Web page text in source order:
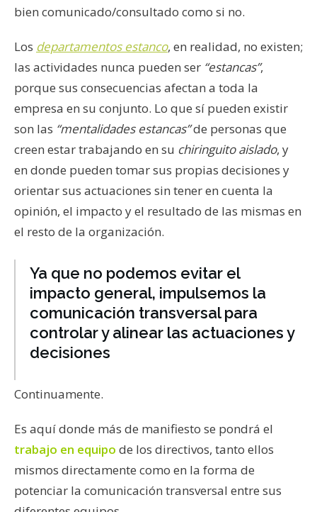
bien comunicado/consultado como si no.
Los departamentos estanco, en realidad, no existen;
las actividades nunca pueden ser “estancas”,
porque sus consecuencias afectan a toda la
empresa en su conjunto. Lo que sí pueden existir
son las “mentalidades estancas”de personas que
creen estar trabajando en su chiringuito aislado, y
en donde pueden tomar sus propias decisiones y
orientar sus actuaciones sin tener en cuenta la
opinión, el impacto y el resultado de las mismas en
el resto de la organización.
Ya que no podemos evitar el
impacto general, impulsemos la
comunicación transversal para
controlar y alinear las actuaciones y
decisiones
Continuamente.
Es aquí donde más de manifiesto se pondrá el
trabajo en equipo de los directivos, tanto ellos
mismos directamente como en la forma de
potenciar la comunicación transversal entre sus